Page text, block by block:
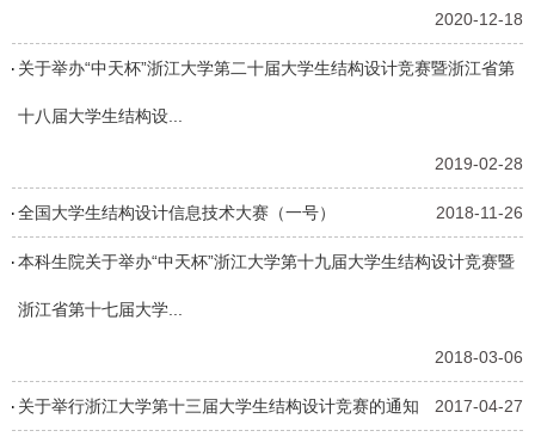
2020-12-18
关于举办“中天杯”浙江大学第二十届大学生结构设计竞赛暨浙江省第
十八届大学生结构设...
2019-02-28
全国大学生结构设计信息技术大赛（一号） 2018-11-26
本科生院关于举办“中天杯”浙江大学第十九届大学生结构设计竞赛暨
浙江省第十七届大学...
2018-03-06
关于举行浙江大学第十三届大学生结构设计竞赛的通知 2017-04-27